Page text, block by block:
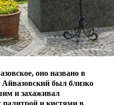
оно названо в
Айвазовский был близко
и захаживал
и кистями в